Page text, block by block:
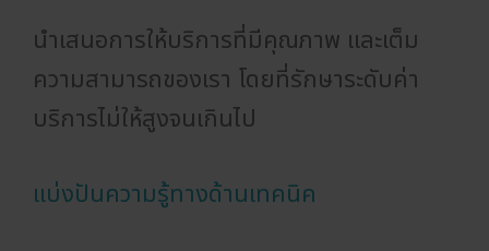
นำเสนอการให้บริการที่มีคุณภาพ และเต็ม
ความสามารถของเรา โดยที่รักษาระดับค่า
บริการไม่ให้สูงจนเกินไป
แบ่งปันความรู้ทางด้านเทคนิค